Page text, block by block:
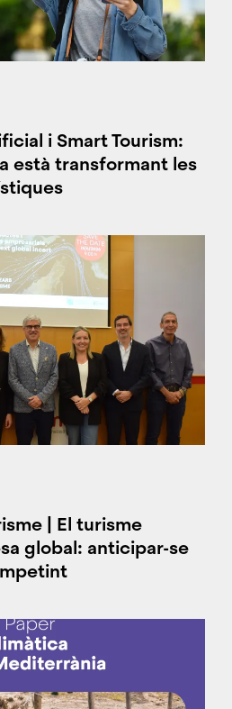
i Smart Tourism:
està transformant les
| El turisme
global: anticipar-se